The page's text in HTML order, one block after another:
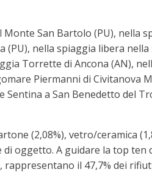
San Bartolo (PU), nella
(PU), nella spiaggia libera nella
Torrette di Ancona (AN),
Piermanni di Civitanova
a San Benedetto del
(2,08%), vetro/ceramica
oggetto. A guidare la top ten
rappresentano il 47,7% dei